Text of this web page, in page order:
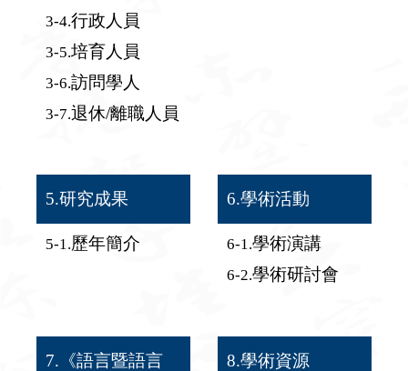
3-4.行政人員
3-5.培育人員
3-6.訪問學人
3-7.退休/離職人員
5.研究成果
5-1.歷年簡介
6.學術活動
6-1.學術演講
6-2.學術研討會
7.《語言暨語言
8.學術資源